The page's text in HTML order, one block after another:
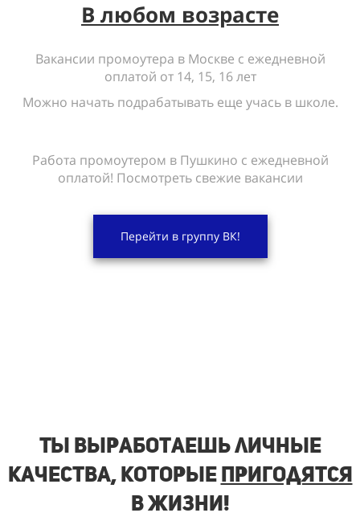
В любом возрасте
Вакансии промоутера в Москве с ежедневной
оплатой от 14, 15, 16 лет
Можно начать подрабатывать еще учась в школе.
Работа промоутером в Пушкино с ежедневной
оплатой! Посмотреть свежие вакансии
Перейти в группу ВК!
Ты выработаешь личные
качества, которыепригодятся
в жизни!